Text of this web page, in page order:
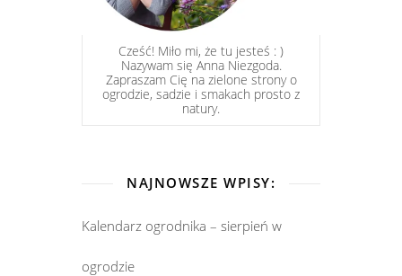
Cześć! Miło mi, że tu jesteś : )
Nazywam się Anna Niezgoda.
Zapraszam Cię na zielone strony o
ogrodzie, sadzie i smakach prosto z
natury.
NAJNOWSZE WPISY:
Kalendarz ogrodnika – sierpień w
ogrodzie